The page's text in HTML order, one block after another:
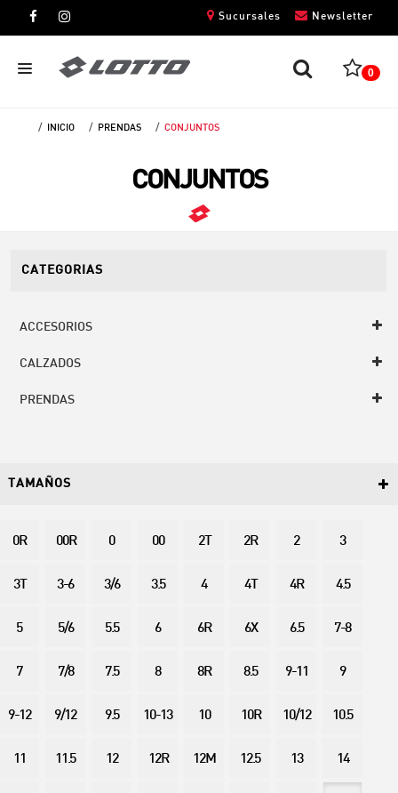
Newsletter
Sucursales
0
INICIO PRENDAS CONJUNTOS
CONJUNTOS
CATEGORIAS
ACCESORIOS
CALZADOS
PRENDAS
TAMAÑOS
0R 00R 0 00 2T 2R 2 3
3T 3-6 3/6 3.5 4 4T 4R 4.5
5 5/6 5.5 6 6R 6X 6.5 7-8
7 7/8 7.5 8 8R 8.5 9-11 9
9-12 9/12 9.5 10-13 10 10R 10/12 10.5
11 11.5 12 12R 12M 12.5 13 14